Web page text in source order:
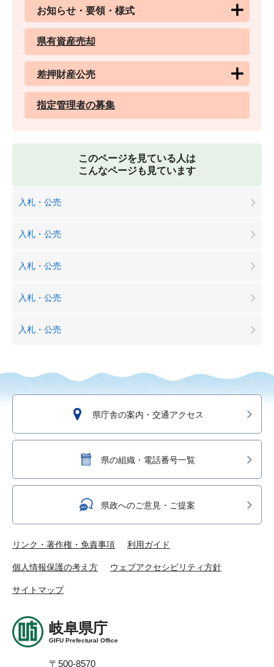
お知らせ・要領・様式
県有資産売却
差押財産公売
指定管理者の募集
このページを見ている人は
こんなページも見ています
入札・公売
入札・公売
入札・公売
入札・公売
入札・公売
県庁舎の案内・交通アクセス
県の組織・電話番号一覧
県政へのご意見・ご提案
リンク・著作権・免責事項 利用ガイド
個人情報保護の考え方 ウェブアクセシビリティ方針
サイトマップ
岐阜県庁
GIFU Prefectural Office
〒500-8570